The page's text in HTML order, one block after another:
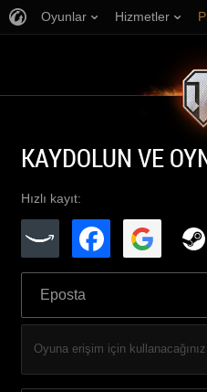
Oyunlar Hizmetler
KAYDOLUN VE
Hızlı kayıt:
Oyuna erişim için